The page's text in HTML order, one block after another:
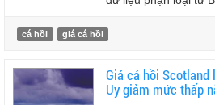
cá hồi giá cá hồi
Giá cá hồi Scotland
Uy giảm mức thấp